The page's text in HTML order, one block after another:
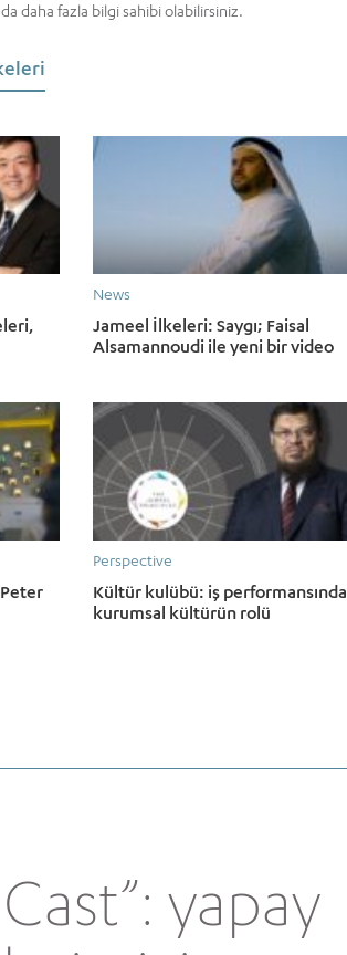
daha fazla bilgi sahibi olabilirsiniz.
News
Jameel İlkeleri: Saygı; Faisal
Alsamannoudi ile yeni bir video
Perspective
Kültür kulübü: iş performansında
kurumsal kültürün rolü
yapay